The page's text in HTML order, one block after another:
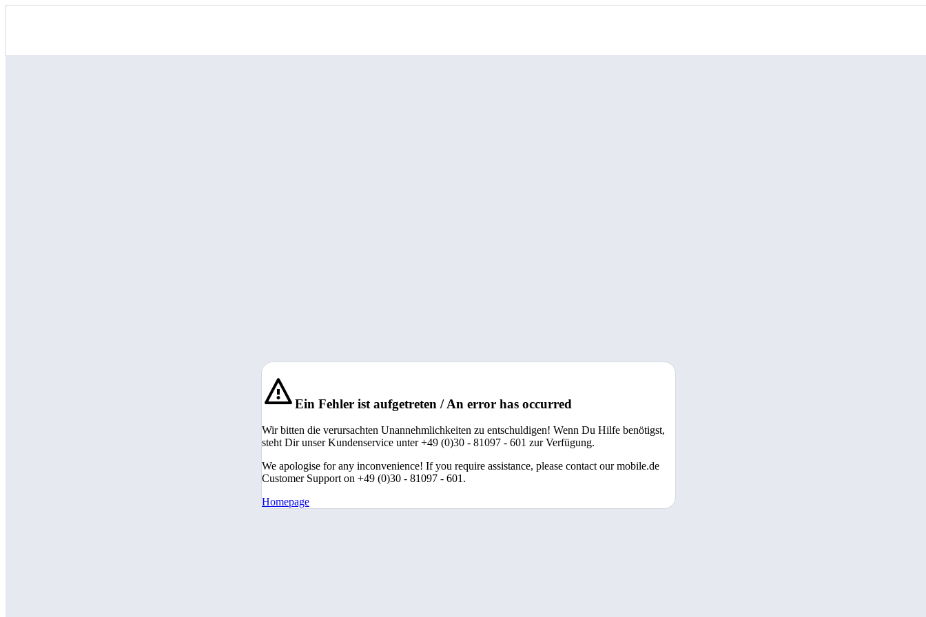
Ein Fehler ist aufgetreten / An error has occurred
Wir bitten die verursachten Unannehmlichkeiten zu entschuldigen! Wenn Du Hilfe benötigst,
steht Dir unser Kundenservice unter +49 (0)30 - 81097 - 601 zur Verfügung.
We apologise for any inconvenience! If you require assistance, please contact our mobile.de
Customer Support on +49 (0)30 - 81097 - 601.
Homepage